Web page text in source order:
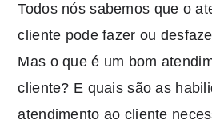
Todos nós sabemos que o
cliente pode fazer ou
Mas o que é um bom
cliente? E quais são as
atendimento ao cliente